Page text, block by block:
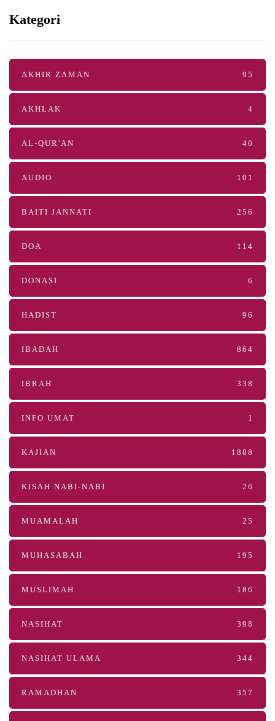
Kategori
AKHIR ZAMAN 95
AKHLAK 4
AL-QUR'AN 40
AUDIO 101
BAITI JANNATI 256
DOA 114
DONASI 6
HADIST 96
IBADAH 864
IBRAH 338
INFO UMAT 1
KAJIAN 1888
KISAH NABI-NABI 26
MUAMALAH 25
MUHASABAH 195
MUSLIMAH 186
NASIHAT 398
NASIHAT ULAMA 344
RAMADHAN 357